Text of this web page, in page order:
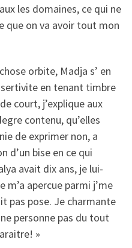
les domaines, ce qui ne
que on va avoir tout mon
orbite, Madja s’ en
en tenant timbre
court, j’explique aux
contenu, qu’elles
de exprimer non, a
d’un bise en ce qui
avait dix ans, je lui-
apercue parmi j’me
pas pose. Je charmante
personne pas du tout
»